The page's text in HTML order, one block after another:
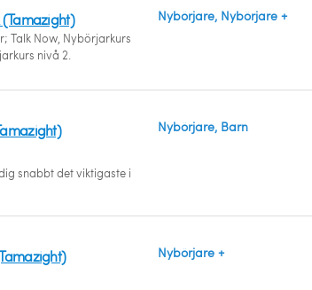
(Tamazight)
Talk Now, Nybörjarkurs
nivå 2.
Nybörjare, Nybörjare +
snabbt det viktigaste i
Nybörjare, Barn
Nybörjare +